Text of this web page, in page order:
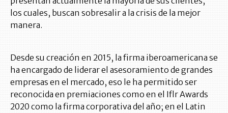
los cuales, buscan sobresalir a la crisis de la mejor
manera.
Desde su creación en 2015, la firma iberoamericana se
ha encargado de liderar el asesoramiento de grandes
empresas en el mercado, eso le ha permitido ser
reconocida en premiaciones como en el Iflr Awards
2020 como la firma corporativa del año; en el Latin